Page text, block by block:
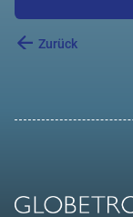
Zurück